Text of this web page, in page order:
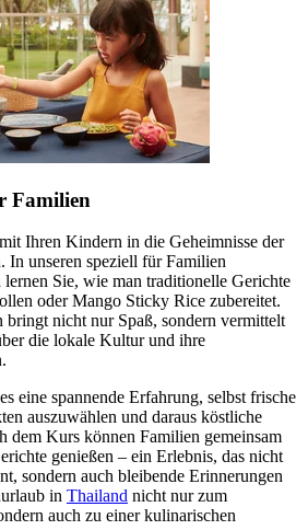
Familien
Ihren Kindern in die Geheimnisse der
In unseren speziell für Familien
Sie, wie man traditionelle Gerichte
oder Mango Sticky Rice zubereitet.
bringt nicht nur Spaß, sondern vermittelt
die lokale Kultur und ihre
eine spannende Erfahrung, selbst frische
auszuwählen und daraus köstliche
dem Kurs können Familien gemeinsam
genießen – ein Erlebnis, das nicht
sondern auch bleibende Erinnerungen
in Thailand nicht nur zum
auch zu einer kulinarischen